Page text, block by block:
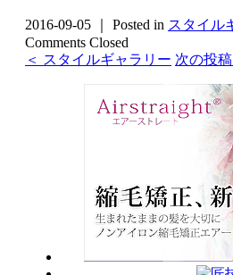
2016-09-05 ｜ Posted in スタイル
Comments Closed
＜ スタイルギャラリー 次の投稿